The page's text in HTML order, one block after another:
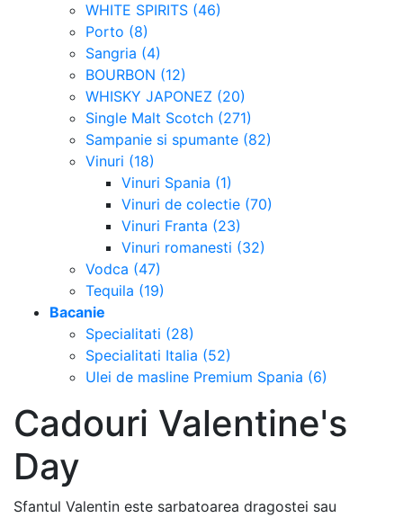
WHITE SPIRITS (46)
Porto (8)
Sangria (4)
BOURBON (12)
WHISKY JAPONEZ (20)
Single Malt Scotch (271)
Sampanie si spumante (82)
Vinuri (18)
Vinuri Spania (1)
Vinuri de colectie (70)
Vinuri Franta (23)
Vinuri romanesti (32)
Vodca (47)
Tequila (19)
Bacanie
Specialitati (28)
Specialitati Italia (52)
Ulei de masline Premium Spania (6)
Cadouri Valentine's
Day
Sfantul Valentin este sarbatoarea dragostei sau